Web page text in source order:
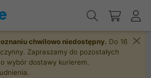
chwilowo niedostępny. Do 16
Zapraszamy do pozostałych
wybór dostawy kurierem.